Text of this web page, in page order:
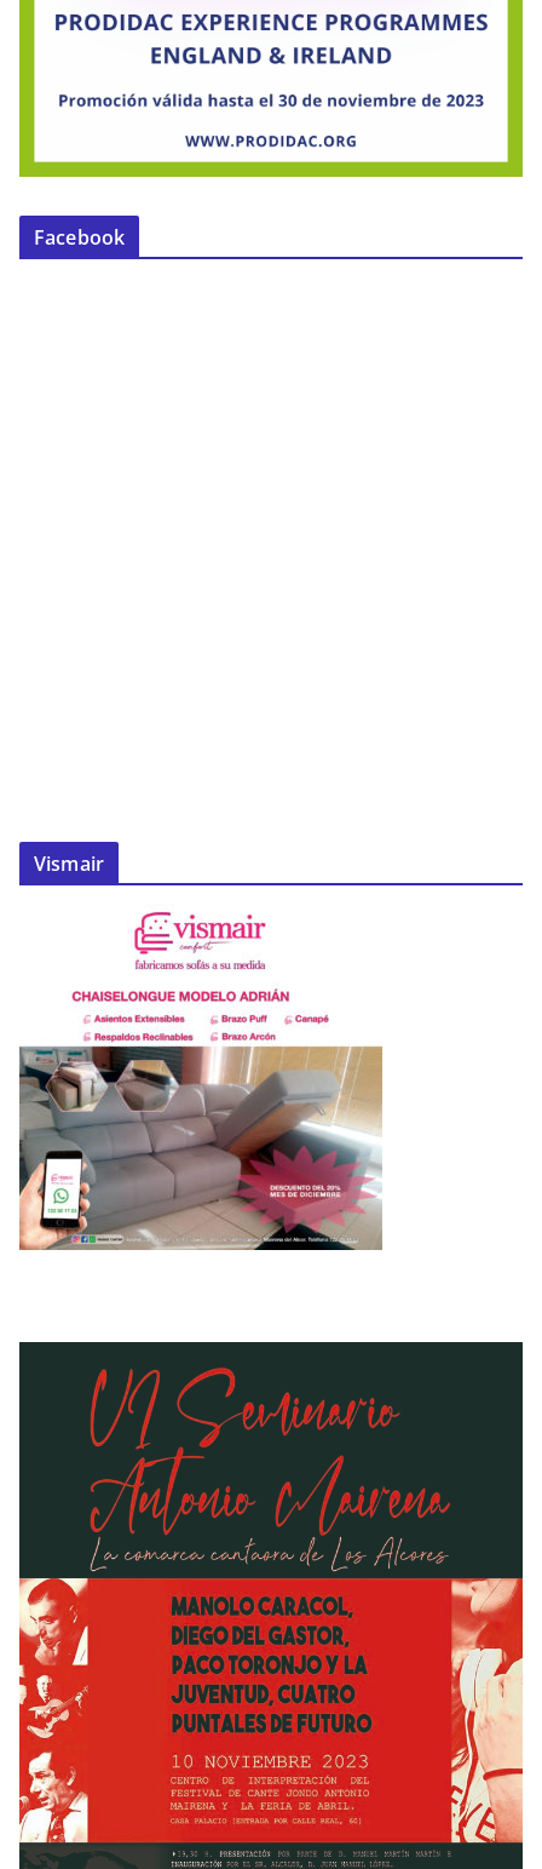
Facebook
Vismair